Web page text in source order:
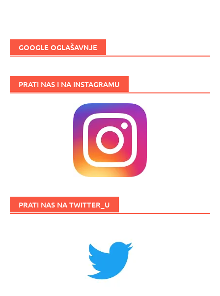
GOOGLE OGLAŠAVNJE
PRATI NAS I NA INSTAGRAMU
PRATI NAS NA TWITTER_U